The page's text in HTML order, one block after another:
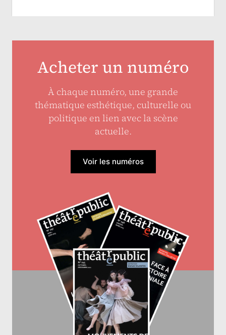
Acheter un numéro
À chaque numéro, une grande
thématique esthétique, culturelle ou
politique en lien avec la scène
actuelle.
Voir les numéros